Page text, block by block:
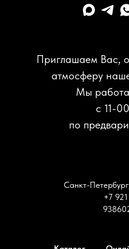
Приглашаем Вас,
атмосферу
Мы
с 11-
по
Санкт-
+7